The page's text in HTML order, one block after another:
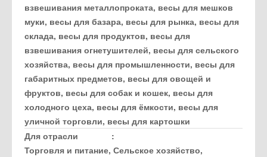
взвешивания металлопроката, весы для мешков
муки, весы для базара, весы для рынка, весы для
склада, весы для продуктов, весы для
взвешивания огнетушителей, весы для сельского
хозяйства, весы для промышленности, весы для
габаритных предметов, весы для овощей и
фруктов, весы для собак и кошек, весы для
холодного цеха, весы для ёмкости, весы для
уличной торговли, весы для картошки
Для отрасли
:
Торговля и питание, Сельское хозяйство,